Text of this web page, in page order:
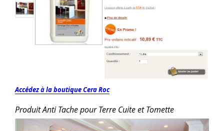
Accédez à la boutique Cera Roc
Produit Anti Tachepour Terre Cuite et Tomette